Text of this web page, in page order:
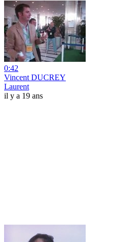
0:42
Vincent DUCREY
Laurent
il y a 19 ans